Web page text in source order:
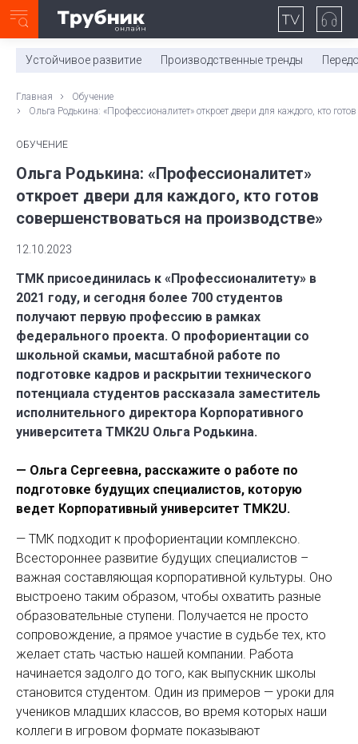
0:00/ 11:03
Устойчивое развитие Производственные тренды
Главная
Обучение
Ольга Родькина: «Профессионалитет» откроет двери для каждого, кто
ОБУЧЕНИЕ
Ольга Родькина: «Профессионалитет»
откроет двери для каждого, кто готов
совершенствоваться на производстве»
12.10.2023
ТМК присоединилась к «Профессионалитету» в
2021 году, и сегодня более 700 студентов
получают первую профессию в рамках
федерального проекта. О профориентации со
школьной скамьи, масштабной работе по
подготовке кадров и раскрытии технического
потенциала студентов рассказала заместитель
исполнительного директора Корпоративного
университета ТМК2U Ольга Родькина.
— Ольга Сергеевна, расскажите о работе по
подготовке будущих специалистов, которую
ведет Корпоративный университет TMK2U.
— ТМК подходит к профориентации комплексно.
Всестороннее развитие будущих специалистов –
важная составляющая корпоративной культуры. Оно
выстроено таким образом, чтобы охватить разные
образовательные ступени. Получается не просто
сопровождение, а прямое участие в судьбе тех, кто
желает стать частью нашей компании. Работа
начинается задолго до того, как выпускник школы
становится студентом. Один из примеров — уроки для
учеников младших классов, во время которых наши
коллеги в игровом формате показывают